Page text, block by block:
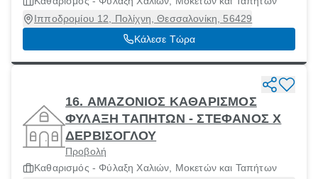
Ιπποδρομίου 12, Πολίχνη, Θεσσαλονίκη, 56429
Κάλεσε Τώρα
16. ΑΜΑΖΟΝΙΟΣ ΚΑΘΑΡΙΣΜΟΣ
ΦΥΛΑΞΗ ΤΑΠΗΤΩΝ - ΣΤΕΦΑΝΟΣ Χ
ΔΕΡΒΙΣΟΓΛΟΥ
Προβολή
Καθαρισμός - Φύλαξη Χαλιών, Μοκετών και Ταπήτων